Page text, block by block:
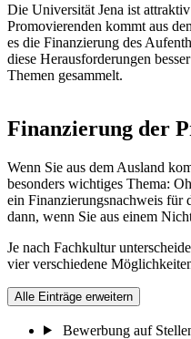
Die Universität Jena ist
Promovierenden kommt aus
es die Finanzierung des
diese Herausforderungen
Themen gesammelt.
Finanzierung der
Wenn Sie aus dem Ausland
besonders wichtiges Thema:
ein Finanzierungsnachweis für
dann, wenn Sie aus einem
Je nach Fachkultur
vier verschiedene
Alle Einträge erweitern
Bewerbung auf